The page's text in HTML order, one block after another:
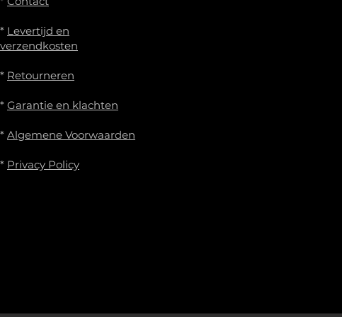
* Levertijd en
verzendkosten
* Retourneren
* Garantie en klachten
* Algemene Voorwaarden
* Privacy Policy